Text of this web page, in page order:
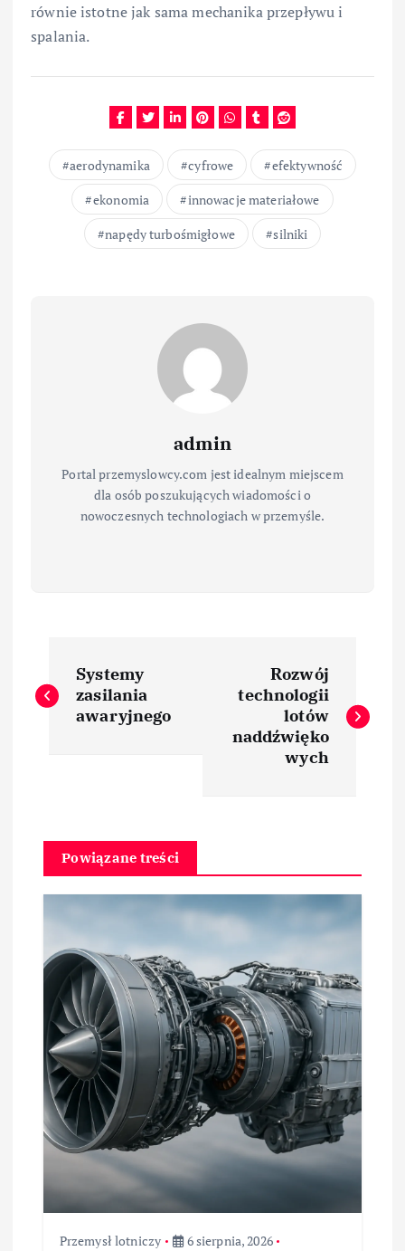
równie istotne jak sama mechanika przepływu i
spalania.
aerodynamika cyfrowe
efektywność
ekonomia
innowacje materiałowe
napędy turbośmigłowe
silniki
admin
Portal przemyslowcy.com jest idealnym miejscem
dla osób poszukujących wiadomości o
nowoczesnych technologiach w przemyśle.
a
g
a
c
a
w
p
s
Systemy
zasilania
awaryjnego
Rozwój
technologii
lotów
naddźwięko
wych
Powiązane treści
Przemysł lotniczy
6 sierpnia, 2026